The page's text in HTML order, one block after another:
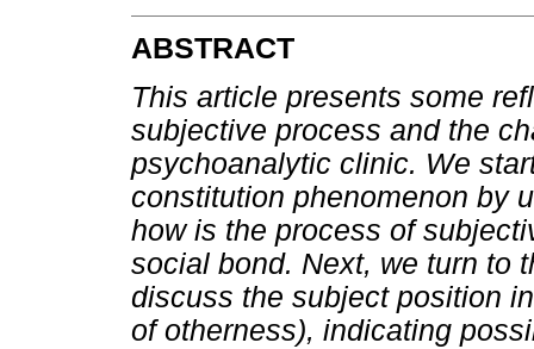
ABSTRACT
This article presents some
subjective process and the
psychoanalytic clinic. We
constitution phenomenon by
how is the process of
social bond. Next, we turn to
discuss the subject position
of otherness), indicating